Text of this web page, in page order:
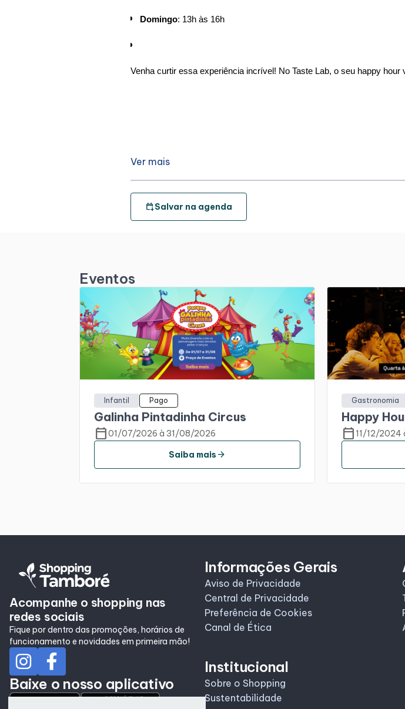
Domingo: 13h às 16h
Venha curtir essa experiência incrível! No Taste Lab, o seu happy hour
Ver mais
calendar_add_onSalvar na agenda
Eventos
Infantil Pago
Galinha Pintadinha Circus
calendar_today01/07/2026 à 31/08/2026
Saiba mais arrow_forward
Gastronomia
Happy
calendar_today 11/12/2024
Acompanhe o shopping nas
redes sociais
Fique por dentro das promoções, horários de
funcionamento e novidades em primeira mão!
Baixe o nosso aplicativo
Informações Gerais
Aviso de Privacidade
Central de Privacidade
Preferência de Cookies
Canal de Ética
Institucional
Sobre o Shopping
Sustentabilidade